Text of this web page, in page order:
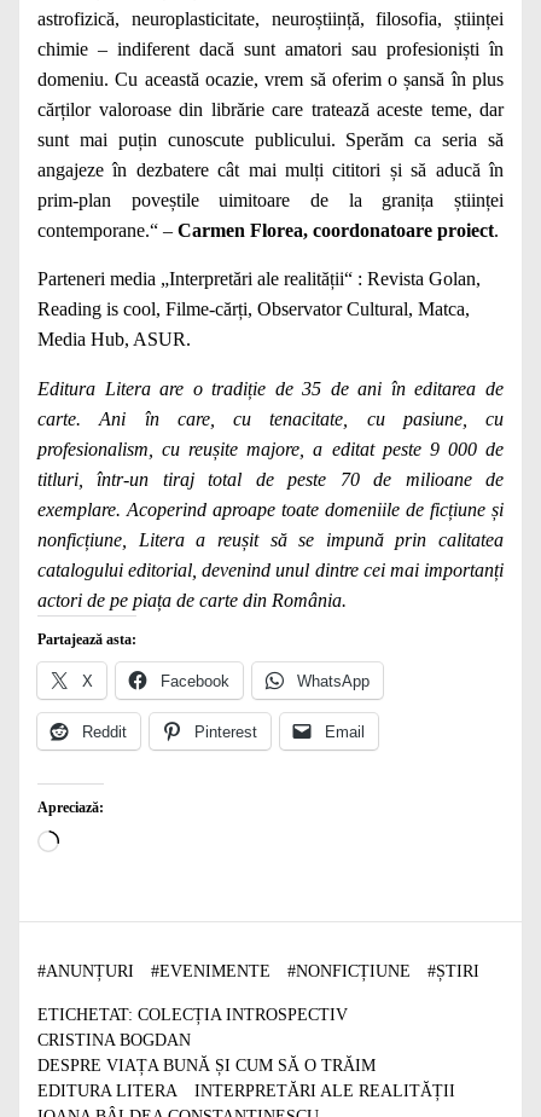
astrofizică, neuroplasticitate, neuroștiință, filosofia, științei
chimie – indiferent dacă sunt amatori sau profesioniști în
domeniu. Cu această ocazie, vrem să oferim o șansă în plus
cărților valoroase din librărie care tratează aceste teme, dar
sunt mai puțin cunoscute publicului. Sperăm ca seria să
angajeze în dezbatere cât mai mulți cititori și să aducă în
prim-plan poveștile uimitoare de la granița științei
contemporane.“ – Carmen Florea, coordonatoare proiect.
Parteneri media „Interpretări ale realității“ : Revista Golan,
Reading is cool, Filme-cărți, Observator Cultural, Matca,
Media Hub, ASUR.
Editura Litera are o tradiție de 35 de ani în editarea de
carte. Ani în care, cu tenacitate, cu pasiune, cu
profesionalism, cu reușite majore, a editat peste 9 000 de
titluri, într-un tiraj total de peste 70 de milioane de
exemplare. Acoperind aproape toate domeniile de ficțiune și
nonficțiune, Litera a reușit să se impună prin calitatea
catalogului editorial, devenind unul dintre cei mai importanți
actori de pe piața de carte din România.
Partajează asta:
X Facebook WhatsApp
Reddit Pinterest Email
Apreciază:
Încarc...
#ANUNȚURI #EVENIMENTE #NONFICȚIUNE #ȘTIRI
ETICHETAT: COLECȚIA INTROSPECTIV
CRISTINA BOGDAN
DESPRE VIAȚA BUNĂ ȘI CUM SĂ O TRĂIM
EDITURA LITERA
INTERPRETĂRI ALE REALITĂȚII